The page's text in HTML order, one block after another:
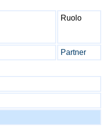
Ruolo
Partner